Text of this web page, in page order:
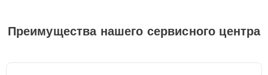
Преимущества нашего сервисного центра